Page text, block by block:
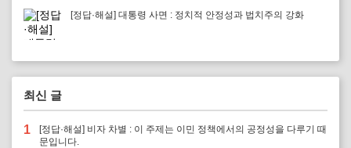
[정답·해설] 대통령 사면 : 정치적 안정성과 법치주의 강화
최신 글
1
[정답·해설] 비자 차별 : 이 주제는 이민 정책에서의 공정성을 다루기 때
문입니다.